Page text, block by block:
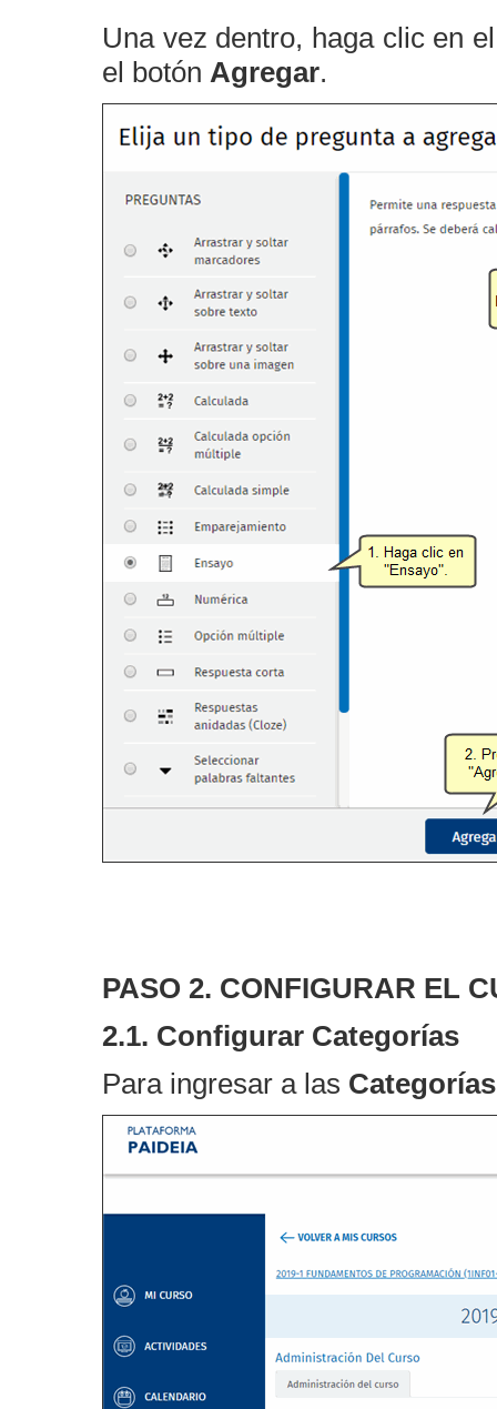
Una vez dentro, haga clic en
el botón Agregar.
PASO 2. CONFIGURAR EL
2.1. Configurar Categorías
Para ingresar a las Categorías